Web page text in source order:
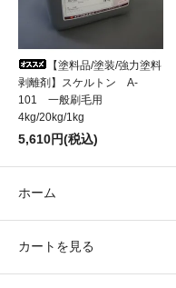
【塗料品/塗装/強力塗料
剥離剤】スケルトン A-
101 一般刷毛用
4kg/20kg/1kg
5,610円(税込)
ホーム
カートを見る